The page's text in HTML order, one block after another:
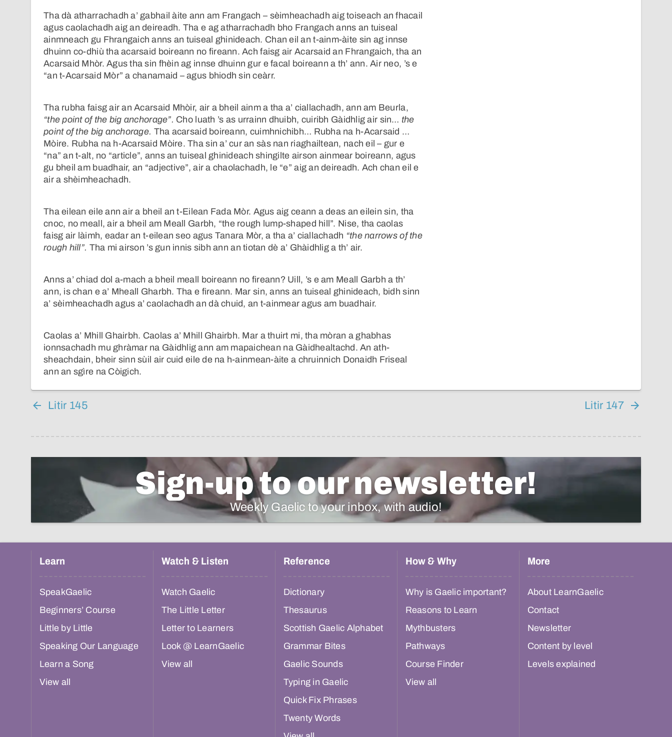
Tha dà atharrachadh a’ gabhail àite ann am Frangach – sèimheachadh aig toiseach an fhacail
agus caolachadh aig an deireadh. Tha e ag atharrachadh bho Frangach anns an tuiseal
ainmneach gu Fhrangaich anns an tuiseal ghinideach. Chan eil an t-ainm-àite sin ag innse
dhuinn co-dhiù tha acarsaid boireann no fireann. Ach faisg air Acarsaid an Fhrangaich, tha an
Acarsaid Mhòr. Agus tha sin fhèin ag innse dhuinn gur e facal boireann a th’ ann. Air neo, ’s e
“an t-Acarsaid Mòr” a chanamaid – agus bhiodh sin ceàrr.
Tha rubha faisg air an Acarsaid Mhòir, air a bheil ainm a tha a’ ciallachadh, ann am Beurla,
“the point of the big anchorage”. Cho luath ’s as urrainn dhuibh, cuiribh Gàidhlig air sin… the
point of the big anchorage. Tha acarsaid boireann, cuimhnichibh… Rubha na h-Acarsaid …
Mòire. Rubha na h-Acarsaid Mòire. Tha sin a’ cur an sàs nan riaghailtean, nach eil – gur e
“na” an t-alt, no “article”, anns an tuiseal ghinideach shingilte airson ainmear boireann, agus
gu bheil am buadhair, an “adjective”, air a chaolachadh, le “e” aig an deireadh. Ach chan eil e
air a shèimheachadh.
Tha eilean eile ann air a bheil an t-Eilean Fada Mòr. Agus aig ceann a deas an eilein sin, tha
cnoc, no meall, air a bheil am Meall Garbh, “the rough lump-shaped hill”. Nise, tha caolas
faisg air làimh, eadar an t-eilean seo agus Tanara Mòr, a tha a’ ciallachadh “the narrows of the
rough hill”. Tha mi airson ’s gun innis sibh ann an tiotan dè a’ Ghàidhlig a th’ air.
Anns a’ chiad dol a-mach a bheil meall boireann no fireann? Uill, ’s e am Meall Garbh a th’
ann, is chan e a’ Mheall Gharbh. Tha e fireann. Mar sin, anns an tuiseal ghinideach, bidh sinn
a’ sèimheachadh agus a’ caolachadh an dà chuid, an t-ainmear agus am buadhair.
Caolas a’ Mhill Ghairbh. Caolas a’ Mhill Ghairbh. Mar a thuirt mi, tha mòran a ghabhas
ionnsachadh mu ghràmar na Gàidhlig ann am mapaichean na Gàidhealtachd. An ath-
sheachdain, bheir sinn sùil air cuid eile de na h-ainmean-àite a chruinnich Donaidh Friseal
ann an sgìre na Còigich.
Litir 145 Litir 147
Sign-up to our newsletter!
Weekly Gaelic to your inbox, with audio!
Learn
SpeakGaelic
Beginners’ Course
Little by Little
Speaking Our Language
Learn a Song
View all
Watch & Listen
Watch Gaelic
The Little Letter
Letter to Learners
Look @ LearnGaelic
View all
Reference
Dictionary
Thesaurus
Scottish Gaelic Alphabet
Grammar Bites
Gaelic Sounds
Typing in Gaelic
Quick Fix Phrases
Twenty Words
How & Why
Why is Gaelic important?
Reasons to Learn
Mythbusters
Pathways
Course Finder
View all
More
About LearnGaelic
Contact
Newsletter
Content by level
Levels explained